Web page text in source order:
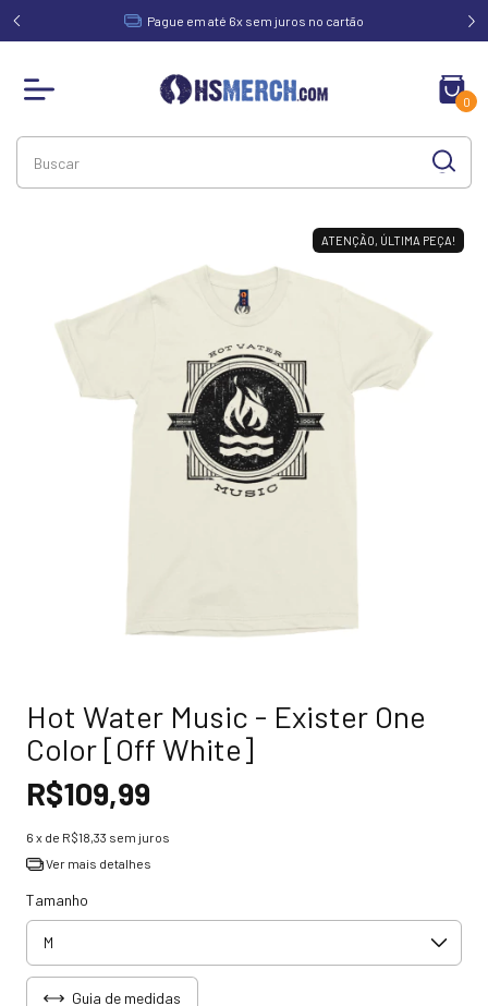
de Pague em até 6x sem juros no cartão
0
ATENÇÃO, ÚLTIMA PEÇA!
Hot Water Music - Exister One
Color [Off White]
R$109,99
6 x de R$18,33 sem juros
Ver mais detalhes
Tamanho
Guia de medidas